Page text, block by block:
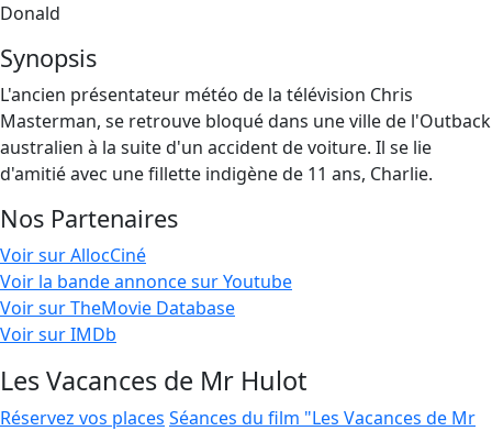
Donald
Synopsis
L'ancien présentateur météo de la télévision Chris
Masterman, se retrouve bloqué dans une ville de l'Outback
australien à la suite d'un accident de voiture. Il se lie
d'amitié avec une fillette indigène de 11 ans, Charlie.
Nos Partenaires
Voir sur AllocCiné
Voir la bande annonce sur Youtube
Voir sur TheMovie Database
Voir sur IMDb
Les Vacances de Mr Hulot
Réservez vos places Séances du film "Les Vacances de Mr